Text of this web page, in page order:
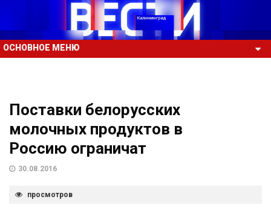
ОСНОВНОЕ МЕНЮ
Поставки белорусских
молочных продуктов в
Россию ограничат
30.08.2016
просмотров